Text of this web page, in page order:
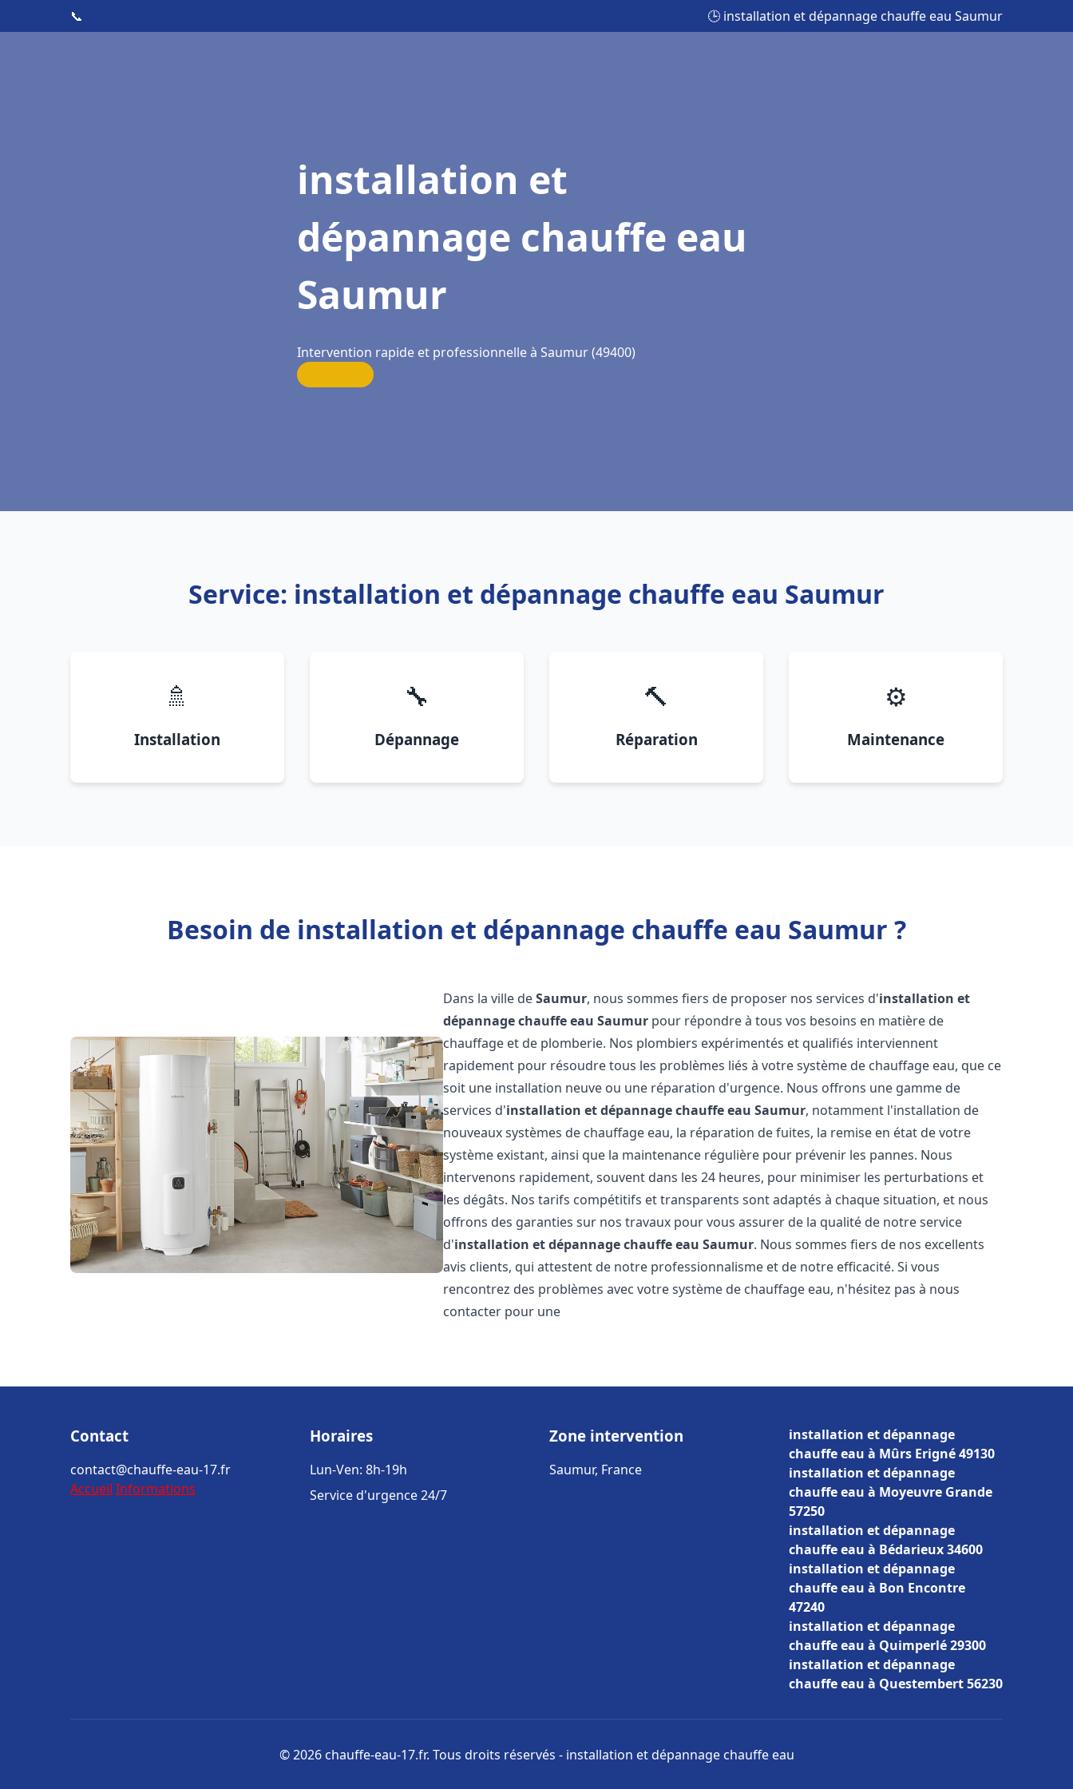
📞 🕒 installation et dépannage chauffe eau Saumur
installation et
dépannage chauffe eau
Saumur
Intervention rapide et professionnelle à Saumur (49400)
Service: installation et dépannage chauffe eau Saumur
🚿
Installation
🔧
Dépannage
🔨
Réparation
⚙️
Maintenance
Besoin de installation et dépannage chauffe eau Saumur ?
Dans la ville deSaumur, nous sommes fiers de proposer nos services d'installation et
dépannage chauffe eau Saumur pour répondre à tous vos besoins en matière de
chauffage et de plomberie. Nos plombiers expérimentés et qualifiés interviennent
rapidement pour résoudre tous les problèmes liés à votre système de chauffage eau, que ce
soit une installation neuve ou une réparation d'urgence. Nous offrons une gamme de
services d'installation et dépannage chauffe eau Saumur, notamment l'installation de
nouveaux systèmes de chauffage eau, la réparation de fuites, la remise en état de votre
système existant, ainsi que la maintenance régulière pour prévenir les pannes. Nous
intervenons rapidement, souvent dans les 24 heures, pour minimiser les perturbations et
les dégâts. Nos tarifs compétitifs et transparents sont adaptés à chaque situation, et nous
offrons des garanties sur nos travaux pour vous assurer de la qualité de notre service
d'installation et dépannage chauffe eau Saumur. Nous sommes fiers de nos excellents
avis clients, qui attestent de notre professionnalisme et de notre efficacité. Si vous
rencontrez des problèmes avec votre système de chauffage eau, n'hésitez pas à nous
contacter pour une
Contact
contact@chauffe-eau-17.fr
Accueil Informations
Horaires
Lun-Ven: 8h-19h
Service d'urgence 24/7
Zone intervention
Saumur, France
installation et dépannage
chauffe eau à Mûrs Erigné 49130
installation et dépannage
chauffe eau à Moyeuvre Grande
57250
installation et dépannage
chauffe eau à Bédarieux 34600
installation et dépannage
chauffe eau à Bon Encontre
47240
installation et dépannage
chauffe eau à Quimperlé 29300
installation et dépannage
chauffe eau à Questembert 56230
© 2026 chauffe-eau-17.fr. Tous droits réservés - installation et dépannage chauffe eau